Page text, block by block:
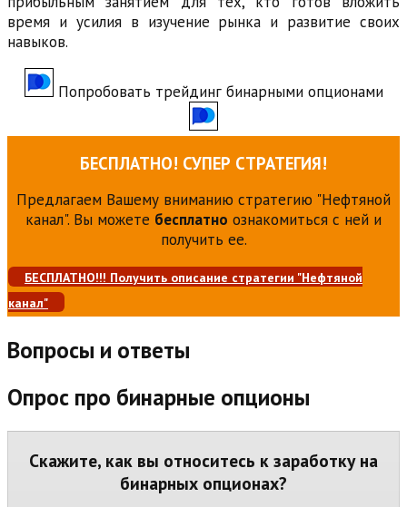
время и усилия в изучение рынка и развитие своих
навыков.
Попробовать трейдинг бинарными опционами
БЕСПЛАТНО! СУПЕР СТРАТЕГИЯ!
Предлагаем Вашему вниманию стратегию "Нефтяной
канал". Вы можете бесплатно ознакомиться с ней и
получить ее.
БЕСПЛАТНО!!! Получить описание стратегии "Нефтяной
канал"
Вопросы и ответы
Опрос про бинарные опционы
Скажите, как вы относитесь к заработку на
бинарных опционах?